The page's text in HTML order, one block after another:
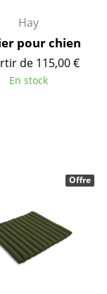
Hay
pour chien
de 115,00 €
En stock
Offre